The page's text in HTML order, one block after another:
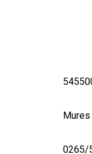
Mures
0265/